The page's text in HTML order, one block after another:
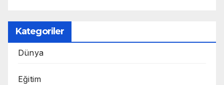
Kategoriler
Dünya
Eğitim